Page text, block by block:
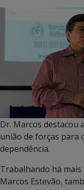
Dr. Marcos destacou
união de forças para
dependência.
Trabalhando há
Marcos Estevão,